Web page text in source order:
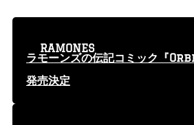
ラモーンズの伝記コミック『
発売決定
RAMONES